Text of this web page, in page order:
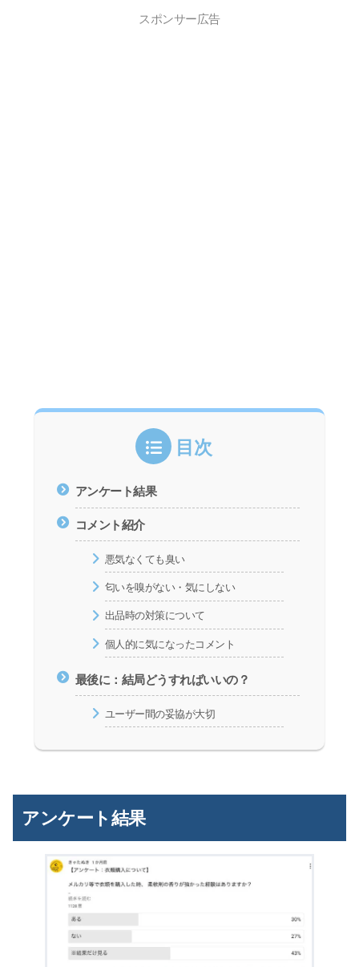
スポンサー広告
目次
アンケート結果
コメント紹介
悪気なくても臭い
匂いを嗅がない・気にしない
出品時の対策について
個人的に気になったコメント
最後に：結局どうすればいいの？
ユーザー間の妥協が大切
アンケート結果